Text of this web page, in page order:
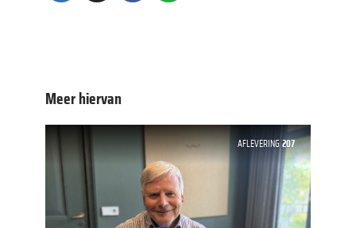
Meer hiervan
AFLEVERING 207